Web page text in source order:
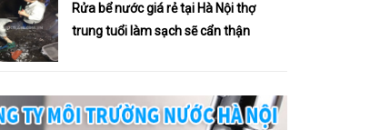
Rửa bể nước giá rẻ tại Hà Nội thợ
trung tuổi làm sạch sẽ cẩn thận